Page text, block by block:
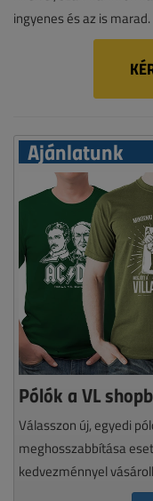
ingyenes és az is marad.
Ajánlatunk
Pólók a VL
Válasszon új, egyedi
meghosszabbítása
kedvezménnyel